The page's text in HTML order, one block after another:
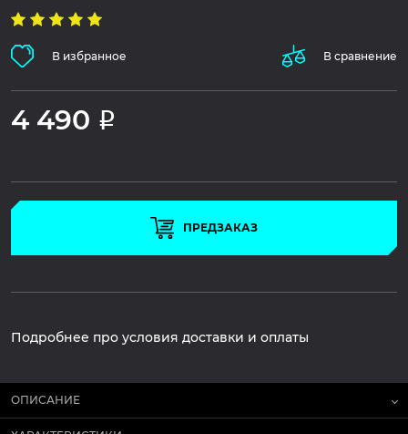
В избранное В сравнение
4 490 Р
ПРЕДЗАКАЗ
Подробнее про условия доставки и оплаты
ОПИСАНИЕ